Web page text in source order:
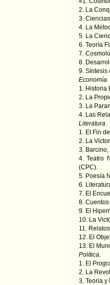
2. La
3.
4. La
5. La
6. Teoría
7.
8.
9. Síntesis
Economía.
1. Historia
2. La
3. La
4. Las
Literatura.
1. El Fin
2. La
3.
4. Teatro
(CPC).
5. Poesía
6.
7. El
8.
9. El
10. La
11.
12. El
13. El
Política.
1. El
2. La
3. Teoria y